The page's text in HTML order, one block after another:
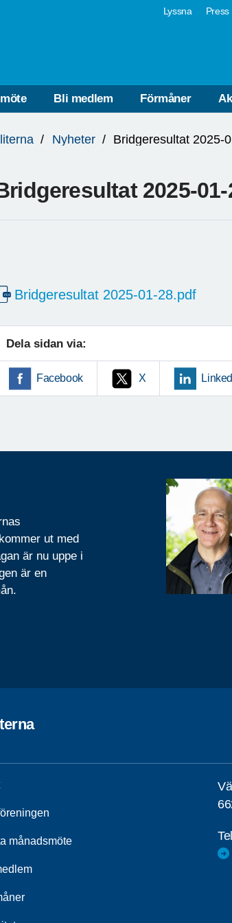
Lyssna Press
Bli medlem Förmåner
Nyheter Bridgeresultat 2025-
2025-01-
Bridgeresultat 2025-01-28.pdf
Dela sidan via:
Facebook X
ut med
är nu uppe i
är en
månadsmöte